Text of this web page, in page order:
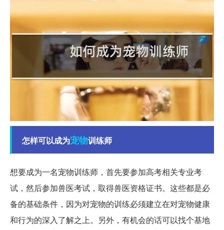
怎样可以成为宠物训练师
想要成为一名宠物训练师，首先要参加高考相关专业考
试，然后参加兽医考试，取得兽医资格证书。这些都是必
备的基础条件，因为对宠物的训练必须建立在对宠物健康
和行为的深入了解之上。另外，有机会的话可以找个基地